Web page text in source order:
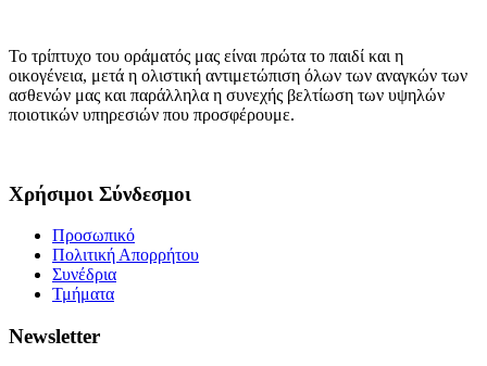
Το τρίπτυχο του οράματός μας είναι πρώτα το παιδί και η
οικογένεια, μετά η ολιστική αντιμετώπιση όλων των αναγκών των
ασθενών μας και παράλληλα η συνεχής βελτίωση των υψηλών
ποιοτικών υπηρεσιών που προσφέρουμε.
Χρήσιμοι Σύνδεσμοι
Προσωπικό
Πολιτική Απορρήτου
Συνέδρια
Τμήματα
Newsletter